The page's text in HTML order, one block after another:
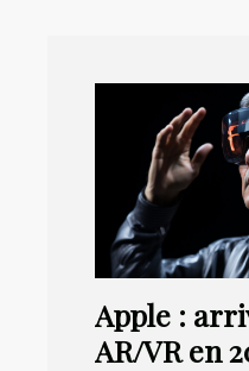
Apple :
AR/VR en